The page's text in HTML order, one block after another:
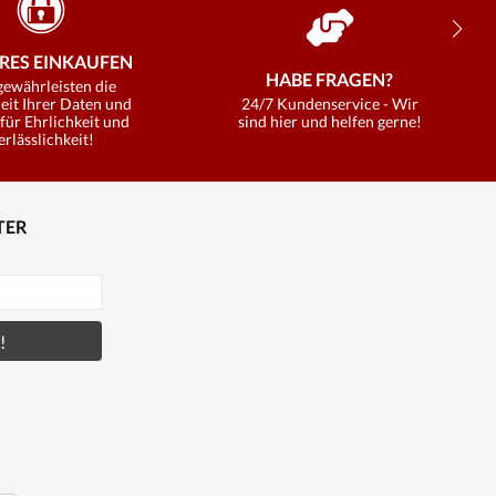
EINKAUFEN
die
Ihrer Daten und
Ehrlichkeit und
HABE FRAGEN?
24/7 Kundenservice - Wir
sind hier und helfen gerne!